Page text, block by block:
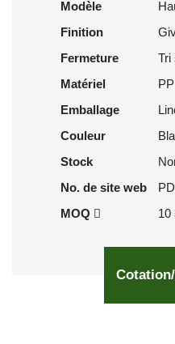
Modèle
Finition
Fermeture
Tri
Matériel
PP
Emballage
Couleur
Stock
No. de site web
MOQ
10